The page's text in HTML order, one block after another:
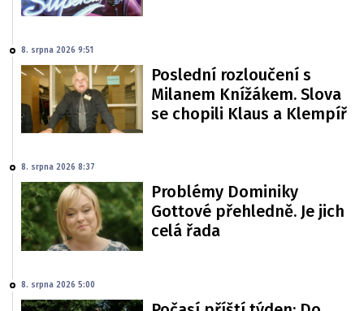
8. srpna 2026 9:51
Poslední rozloučení s
Milanem Knížákem. Slova
se chopili Klaus a Klempíř
8. srpna 2026 8:37
Problémy Dominiky
Gottové přehledně. Je jich
celá řada
8. srpna 2026 5:00